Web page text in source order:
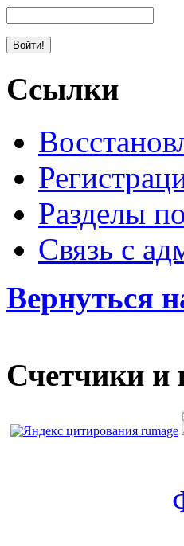
Ссылки
Разделы
Связь с
Вернуться
Счетчики и